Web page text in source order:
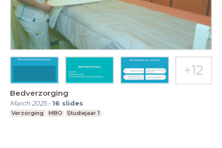
Bedverzorging
March 2025- 16 slides
Verzorging MBO Studiejaar 1